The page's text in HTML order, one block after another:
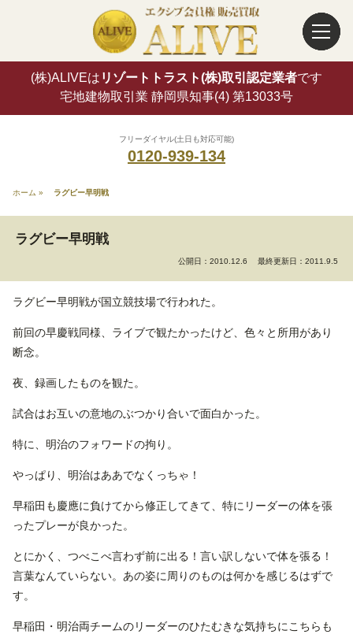
(株)ALIVEは リゾートトラスト(株)取引認定業者です
宅地建物取引業 静岡県知事(4) 第13033号
フリーダイヤル(土日も対応可能)
0120-939-134
ホーム » ラグビー早明戦
ラグビー早明戦
公開日：2010.12.6 最終更新日：2011.9.5
ラグビー早明戦が国立競技場で行われた。
前回の早慶戦同様、ライブで観たかったけど、色々と所用があり
断念。
夜、録画したものを観た。
試合はお互いの意地のぶつかり合いで面白かった。
特に、明治のフォワードの拘り。
やっぱり、明治はああでなくっちゃ！
早稲田も慶應に負けてから修正してきて、特にリーダーの体を張
ったプレーが良かった。
とにかく、つべこべ言わず前に出る！言い訳しないで体を張る！
言葉なんていらない。あの姿に周りのものは何かを感じるはずで
す。
早稲田・明治両チームのリーダーのひたむきな気持ちにこちらも